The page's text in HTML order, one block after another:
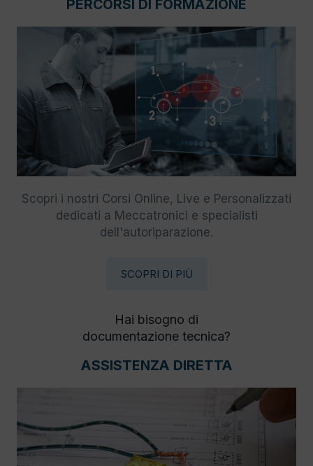
PERCORSI DI FORMAZIONE
Scopri i nostri Corsi Online, Live e Personalizzati
dedicati a Meccatronici e specialisti
dell'autoriparazione.
SCOPRI DI PIÙ
Hai bisogno di
documentazione tecnica?
ASSISTENZA DIRETTA